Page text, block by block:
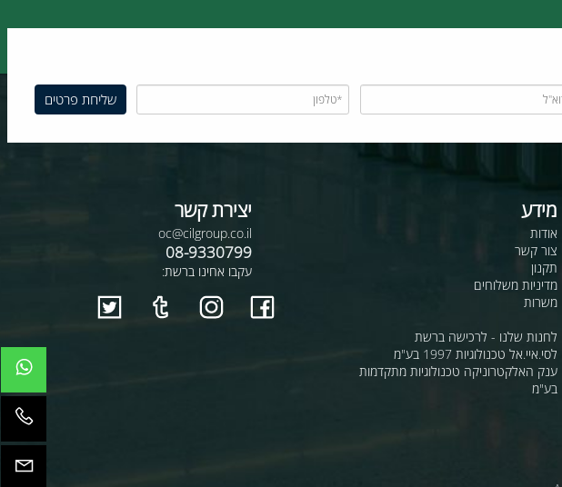
ואספקה מלאה 12 חודשי אחריות הובלות לכל הארץ
קשר
משלוחים
שלנו - לרכישה ברשת
יצירת קשר
08-9330799